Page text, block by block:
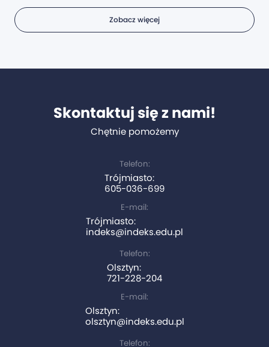
Zobacz więcej
Skontaktuj się z nami!
Chętnie pomożemy
Telefon:
Trójmiasto:
605-036-699
E-mail:
Trójmiasto:
indeks@indeks.edu.pl
Telefon:
Olsztyn:
721-228-204
E-mail:
Olsztyn:
olsztyn@indeks.edu.pl
Telefon: